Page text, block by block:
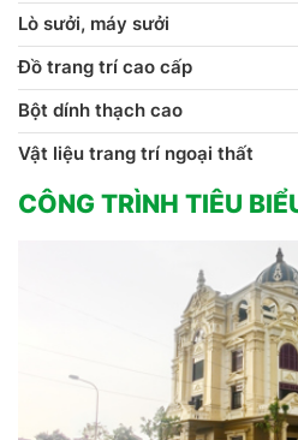
Lò sưởi, máy sưởi
Đồ trang trí cao cấp
Bột dính thạch cao
Vật liệu trang trí ngoại thất
CÔNG TRÌNH TIÊU